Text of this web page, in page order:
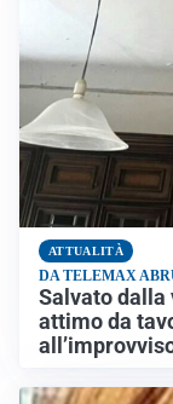
ATTUALITÀ
DA TELEMAX
Salvato dalla
attimo da